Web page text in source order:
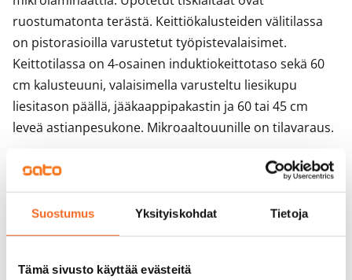
Suostumus Yksityiskohdat Tietoja
Tämä sivusto käyttää evästeitä
ruostumatonta terästä. Keittiökalusteiden välitilassa
on pistorasioilla varustetut työpistevalaisimet.
Keittotilassa on 4-osainen induktiokeittotaso sekä 60
cm kalusteuuni, valaisimella varusteltu liesikupu
liesitason päällä, jääkaappipakastin ja 60 tai 45 cm
leveä astianpesukone. Mikroaaltouunille on tilavaraus.
Kylpyhuoneen seinät on laatoitettu valkoisella,
kiiltävällä 20 x 40 laatalla. Kylpyhuoneen ja saunan
lattia on laatoitettu keraamisella, tumman harmaalla
10 X 10 laatalla ja katto paneloitu puupaneelilla.
allaskaappi ja peilikaappi valaisimella, osassa asuntoja